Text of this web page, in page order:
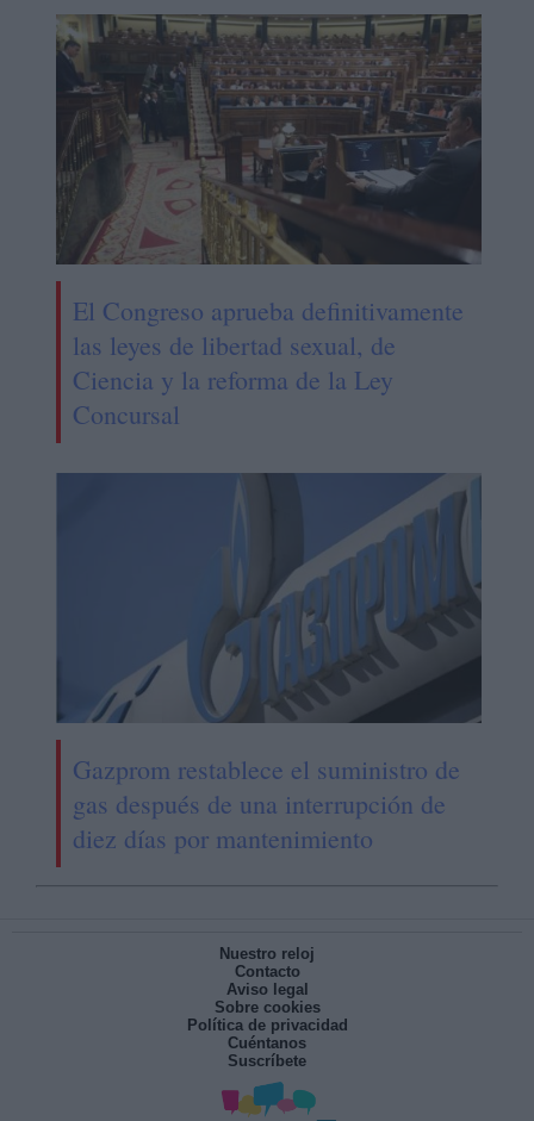
El Congreso aprueba definitivamente
las leyes de libertad sexual, de
Ciencia y la reforma de la Ley
Concursal
Gazprom restablece el suministro de
gas después de una interrupción de
diez días por mantenimiento
Nuestro reloj
Contacto
Aviso legal
Sobre cookies
Política de privacidad
Cuéntanos
Suscríbete